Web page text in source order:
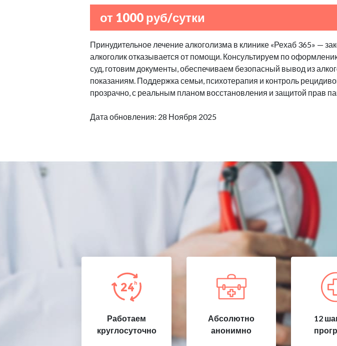
от 1000 руб/сутки
Принудительное лечение алкоголизма в клинике «Рехаб 365» —
алкоголик отказывается от помощи. Консультируем по
суд, готовим документы, обеспечиваем безопасный вывод из
показаниям. Поддержка семьи, психотерапия и контроль
прозрачно, с реальным планом восстановления и защитой прав
Дата обновления: 28 Ноября 2025
Работаем
круглосуточно
Абсолютно
анонимно
12